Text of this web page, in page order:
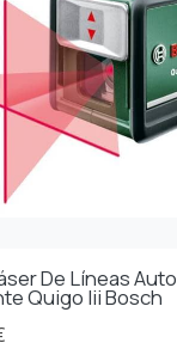
De Líneas Auto
Quigo Iii Bosch